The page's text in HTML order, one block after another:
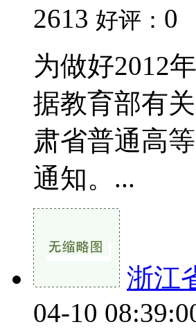
2613 好评： 0
为做好2012
据教育部有
肃省普通高
通知。...
浙江
04-10